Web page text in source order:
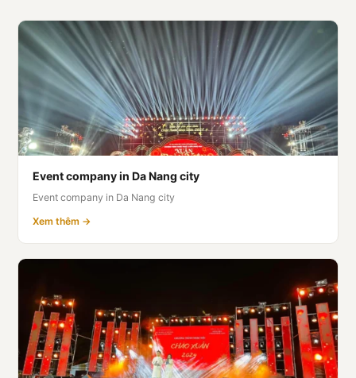
Event company in Da Nang city
Event company in Da Nang city
Xem thêm →